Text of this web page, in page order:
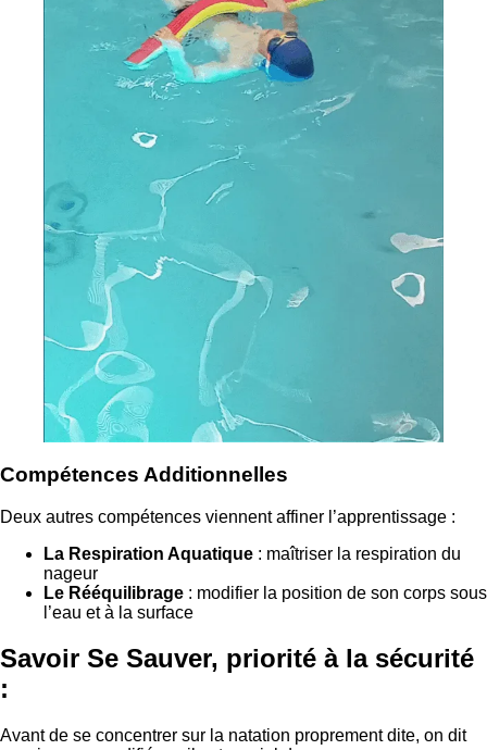
Compétences Additionnelles
Deux autres compétences viennent affiner l’apprentissage :
La Respiration Aquatique : maîtriser la respiration du
nageur
Le Rééquilibrage : modifier la position de son corps sous
l’eau et à la surface
Savoir Se Sauver, priorité à la sécurité
:
Avant de se concentrer sur la natation proprement dite, on dit